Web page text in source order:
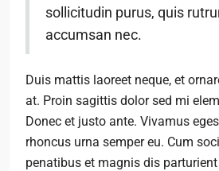
sollicitudin purus, quis
accumsan nec.
Duis mattis laoreet neque, et
at. Proin sagittis dolor sed mi
Donec et justo ante. Vivamus
rhoncus urna semper eu. Cum
penatibus et magnis dis